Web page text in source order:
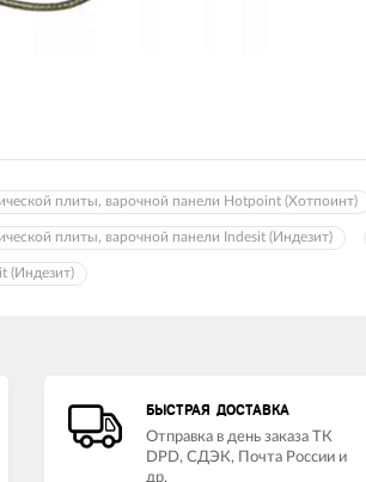
плиты, варочной панели Hotpoint (Хотпоинт)
плиты, варочной панели Indesit (Индезит)
(Индезит)
БЫСТРАЯ ДОСТАВКА
Отправка в день заказа ТК
DPD, СДЭК, Почта России и
др.